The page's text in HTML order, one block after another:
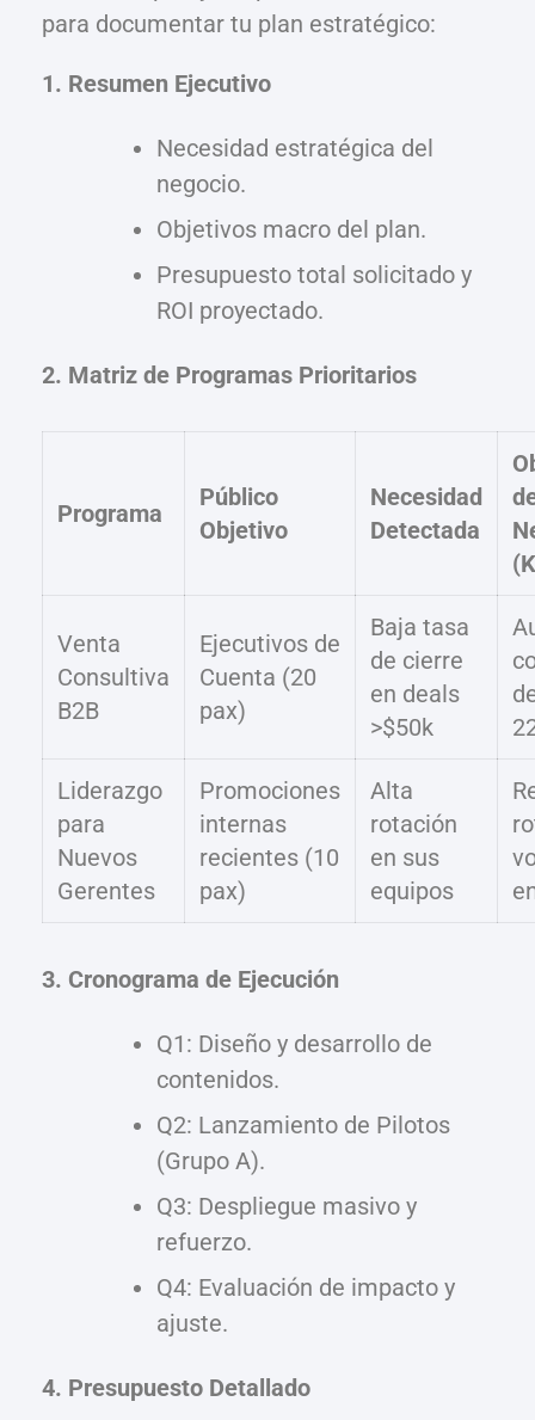
para documentar tu plan estratégico:
1. Resumen Ejecutivo
Necesidad estratégica del
negocio.
Objetivos macro del plan.
Presupuesto total solicitado y
ROI proyectado.
2. Matriz de Programas Prioritarios
Programa
Público
Objetivo
Necesidad
Detectada
Venta
Consultiva
B2B
Ejecutivos de
Cuenta (20
pax)
Baja tasa
de cierre
en deals
>$50k
Liderazgo
para
Nuevos
Gerentes
Promociones
internas
recientes (10
pax)
Alta
rotación
en sus
equipos
3. Cronograma de Ejecución
Q1: Diseño y desarrollo de
contenidos.
Q2: Lanzamiento de Pilotos
(Grupo A).
Q3: Despliegue masivo y
refuerzo.
Q4: Evaluación de impacto y
ajuste.
4. Presupuesto Detallado